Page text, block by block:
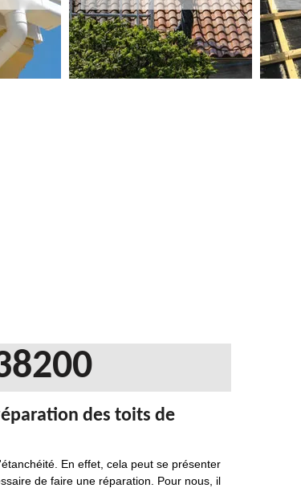
des toits de
En effet, cela peut se présenter
de faire une réparation. Pour nous, il